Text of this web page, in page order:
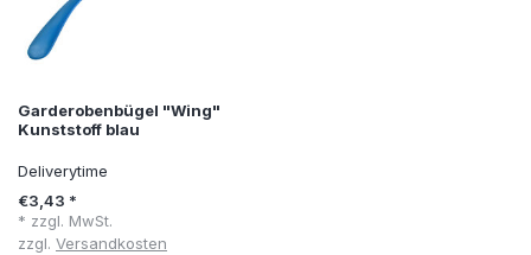
Garderobenbügel "Wing"
Kunststoff blau
Deliverytime
€3,43 *
* zzgl. MwSt.
zzgl. Versandkosten